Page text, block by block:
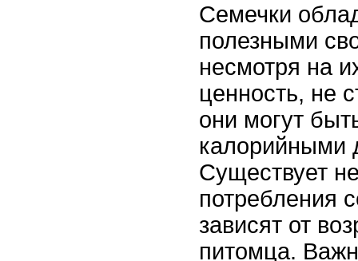
Семечки
полезными
несмотря на
ценность, не
они могут
калорийными
Существует
потребления
зависят от
питомца.